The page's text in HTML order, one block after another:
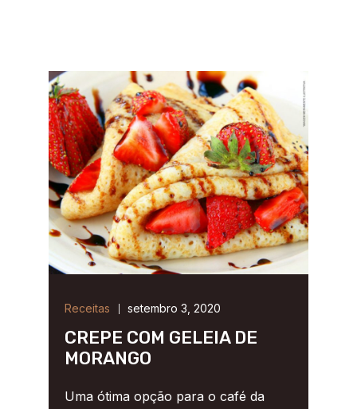
Receitas setembro 3, 2020
CREPE COM GELEIA DE
MORANGO
Uma ótima opção para o café da